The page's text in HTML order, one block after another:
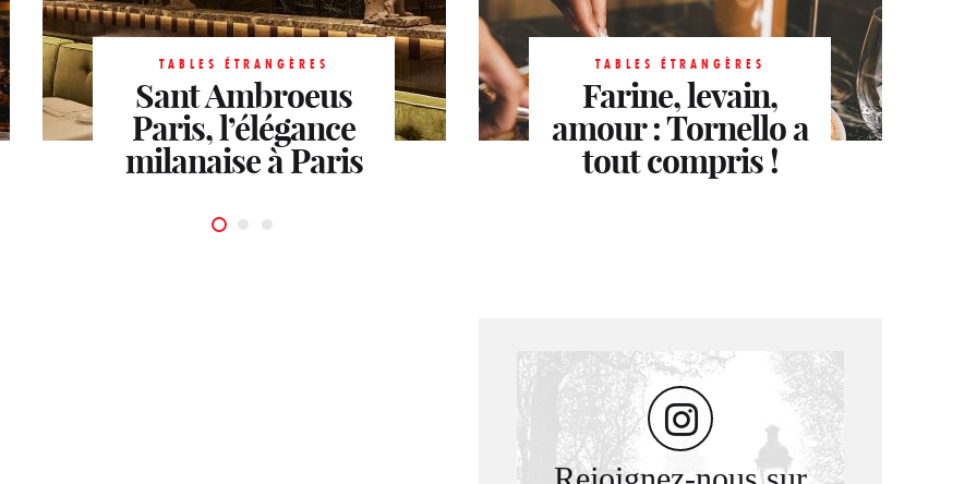
TABLES ÉTRANGÈRES
Sant Ambroeus
Paris, l’élégance
milanaise à Paris
TABLES ÉTRANGÈRES
Farine, levain,
amour : Tornello a
tout compris !
TABLES ÉTRANGÈRES
Japon Impérial et
gastronomie
contemporaine
TABLES ÉTRANGÈRES
Aqua Kyoto, le
japon au sommet
TABLES ÉTRANGÈRES
Le Patio de l’Hôtel
de Sers
TABLES ÉTRANGÈRES
Le Patio de
l’Assaggio